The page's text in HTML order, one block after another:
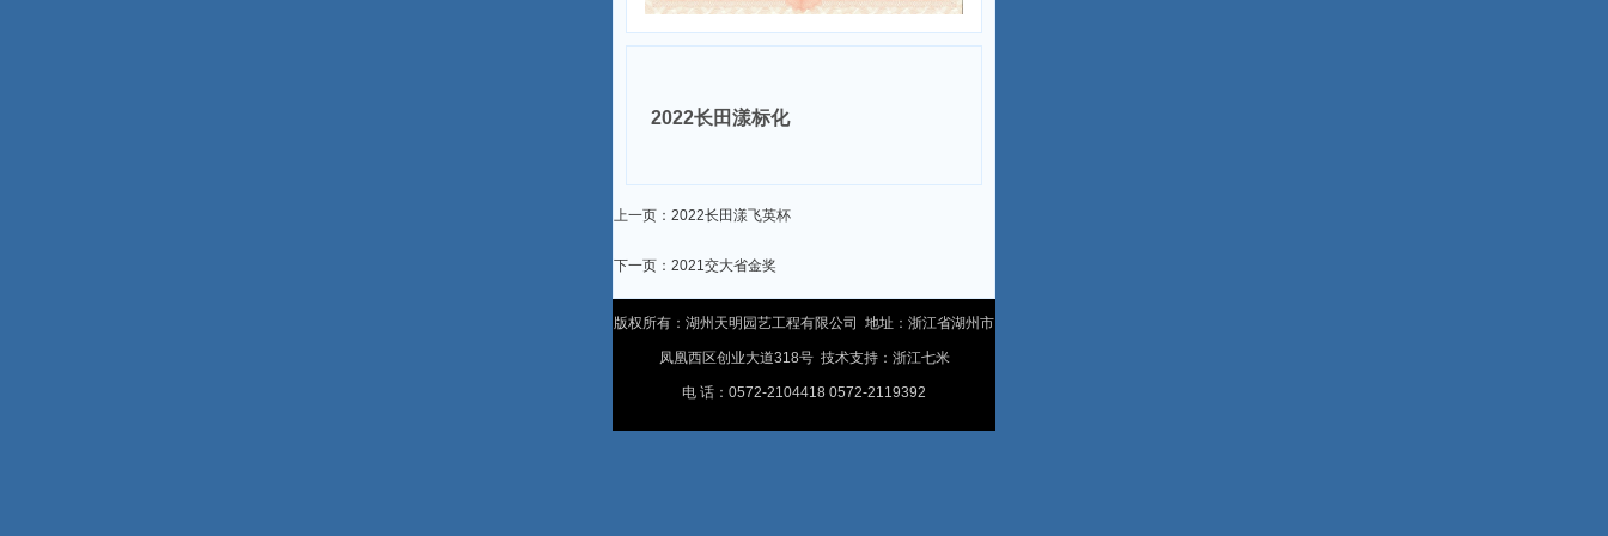
2022长田漾标化
上一页：2022长田漾飞英杯
下一页：2021交大省金奖
版权所有：湖州天明园艺工程有限公司 地址：浙江省湖州市
凤凰西区创业大道318号 技术支持： 浙江七米
电 话：0572-2104418 0572-2119392